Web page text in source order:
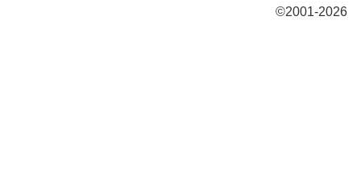
©2001-2026